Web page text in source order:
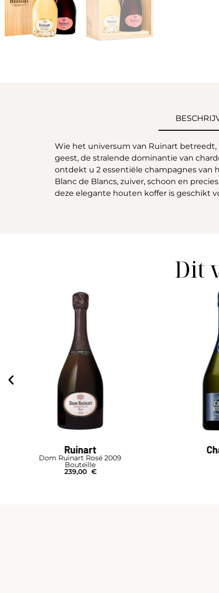
Wie het universum van Ruinart
geest, de stralende dominantie van
ontdekt u 2 essentiële champagnes van
Blanc de Blancs, zuiver, schoon en
deze elegante houten koffer is geschikt
Dit
Charles Heidsieck
Brut Réserve
Bouteille I Étui
49,00 €